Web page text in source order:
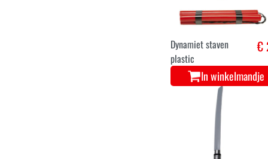
Dynamiet staven
plastic
€
In winkelmandje